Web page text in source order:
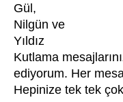
Gül,
Nilgün ve
Yıldız
Kutlama
ediyorum. Her
Hepinize tek tek